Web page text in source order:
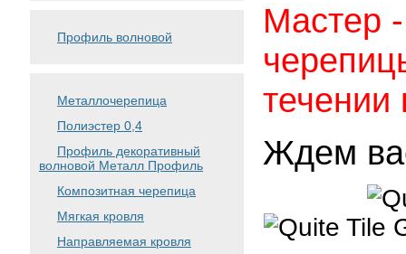
Профиль волновой
Металлочерепица
Полиэстер 0,4
Профиль декоративный
волновой Металл Профиль
Композитная черепица
Мягкая кровля
Направляемая кровля
Мастер
течении
Ждем